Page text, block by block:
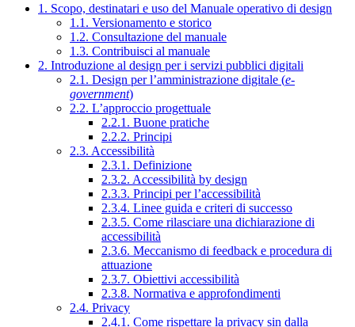
1. Scopo, destinatari e uso del Manuale operativo di design
1.1. Versionamento e storico
1.2. Consultazione del manuale
1.3. Contribuisci al manuale
2. Introduzione al design per i servizi pubblici digitali
2.1. Design per l’amministrazione digitale (e-
government)
2.2. L’approccio progettuale
2.2.1. Buone pratiche
2.2.2. Principi
2.3. Accessibilità
2.3.1. Definizione
2.3.2. Accessibilità by design
2.3.3. Principi per l’accessibilità
2.3.4. Linee guida e criteri di successo
2.3.5. Come rilasciare una dichiarazione di
accessibilità
2.3.6. Meccanismo di feedback e procedura di
attuazione
2.3.7. Obiettivi accessibilità
2.3.8. Normativa e approfondimenti
2.4. Privacy
2.4.1. Come rispettare la privacy sin dalla